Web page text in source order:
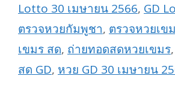
Lotto 30 เมษายน 2566, GD
ตรวจหวยกัมพูชา, ตรวจหวยเข
เขมร สด, ถ่ายทอดสดหวยเขมร,
สด GD, หวย GD 30 เมษายน